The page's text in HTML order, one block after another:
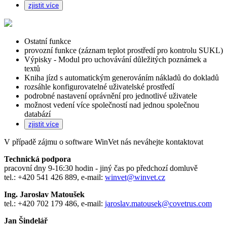
zjistit více
Ostatní funkce
provozní funkce (záznam teplot prostředí pro kontrolu SUKL)
Výpisky - Modul pro uchovávání důležitých poznámek a
textů
Kniha jízd s automatickým generováním nákladů do dokladů
rozsáhle konfigurovatelné uživatelské prostředí
podrobné nastavení oprávnění pro jednotlivé uživatele
možnost vedení více společností nad jednou společnou
databází
zjistit více
V případě zájmu o software WinVet nás neváhejte kontaktovat
Technická podpora
pracovní dny 9-16:30 hodin - jiný čas po předchozí domluvě
tel.: +420 541 426 889, e-mail: winvet@winvet.cz
Ing. Jaroslav Matoušek
tel.: +420 702 179 486, e-mail: jaroslav.matousek@covetrus.com
Jan Šindelář